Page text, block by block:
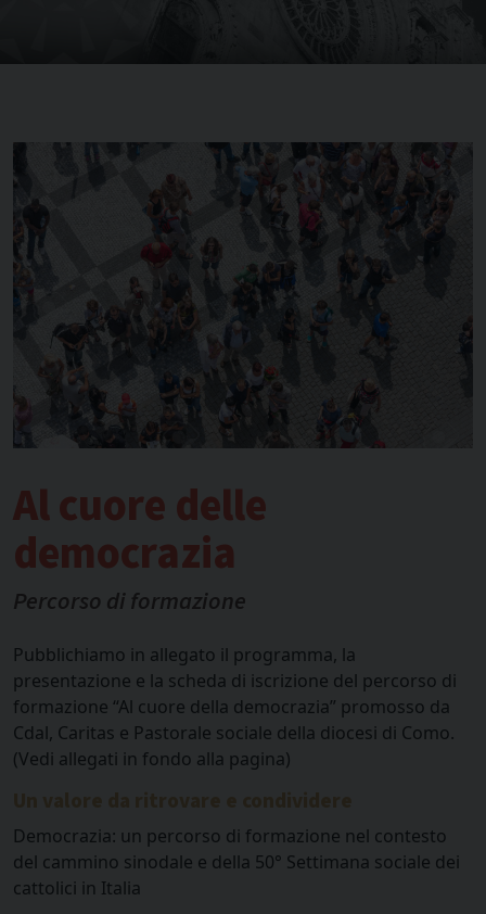
Al cuore delle
democrazia
Percorso di formazione
Pubblichiamo in allegato il programma, la
presentazione e la scheda di iscrizione del percorso di
formazione “Al cuore della democrazia” promosso da
Cdal, Caritas e Pastorale sociale della diocesi di Como.
(Vedi allegati in fondo alla pagina)
Democrazia: un percorso di formazione nel contesto
del cammino sinodale e della 50° Settimana sociale dei
cattolici in Italia